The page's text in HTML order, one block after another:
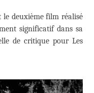
le deuxième film réalisé
significatif dans sa
de critique pour Les